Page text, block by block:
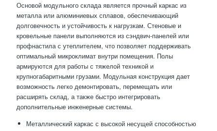
Основой модульного склада является прочный каркас из
металла или алюминиевых сплавов, обеспечивающий
долговечность и устойчивость к нагрузкам. Стеновые и
кровельные панели выполняются из сэндвич-панелей или
профнастила с утеплителем, что позволяет поддерживать
оптимальный микроклимат внутри помещения. Полы
армируются для работы с тяжелой техникой и
крупногабаритными грузами. Модульная конструкция дает
возможность легко демонтировать, перемещать или
расширять склад, а также быстро интегрировать
дополнительные инженерные системы.
Металлический каркас с высокой несущей способностью